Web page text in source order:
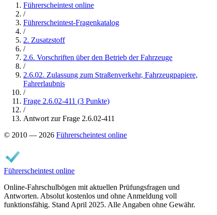
Führerscheintest online
/
Führerscheintest-Fragenkatalog
/
2. Zusatzstoff
/
2.6. Vorschriften über den Betrieb der Fahrzeuge
/
2.6.02. Zulassung zum Straßenverkehr, Fahrzeugpapiere,
Fahrerlaubnis
/
Frage 2.6.02-411 (3 Punkte)
/
Antwort zur Frage 2.6.02-411
© 2010 — 2026 Führerscheintest online
Führerscheintest online
Online-Fahrschulbögen mit aktuellen Prüfungsfragen und
Antworten. Absolut kostenlos und ohne Anmeldung voll
funktionsfähig. Stand April 2025. Alle Angaben ohne Gewähr.